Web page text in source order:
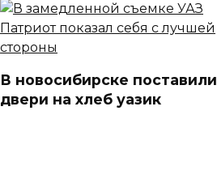
В новосибирске поставили
двери на хлеб уазик